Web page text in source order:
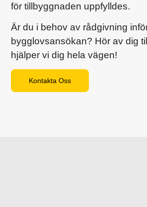
för tillbyggnaden uppfylldes.
Är du i behov av rådgivning
bygglovsansökan? Hör av dig
hjälper vi dig hela vägen!
Kontakta Oss